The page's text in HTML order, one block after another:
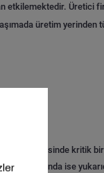
etkilemektedir. Üretici
üretim yerinden
belirlenmesinde kritik
Fiyatlarında ise